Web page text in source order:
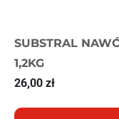
SUBSTRAL
1,2KG
26,00 zł